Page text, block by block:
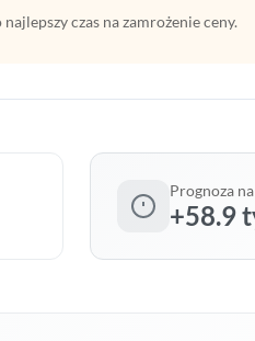
czas na zamrożenie ceny.
Prognoza
+58.9